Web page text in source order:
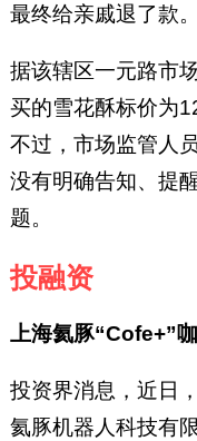
最终给亲戚退了款。
据该辖区一元路市
买的雪花酥标价为
不过，市场监管人
没有明确告知、提
题。
投融资
上海氦豚“Cofe+”
投资界消息，近日
氦豚机器人科技有